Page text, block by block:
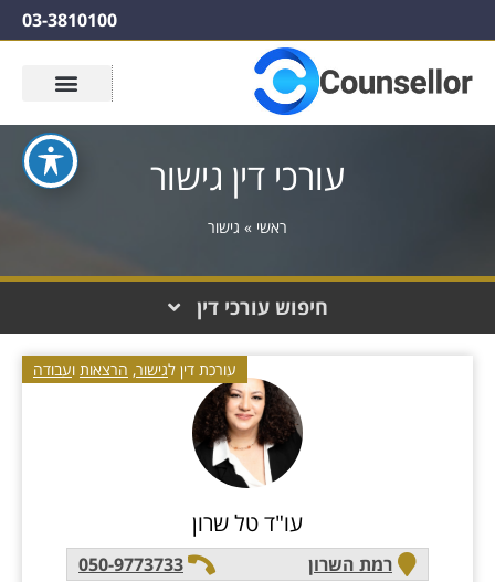
03-3810100
עורכי דין גישור
ראשי » גישור
חיפוש עורכי דין
עו"ד טל שרון
רמת השרון 050-9773733
עורכת דין לגישור, הרצאות ועבודה